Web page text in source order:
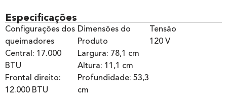
Especificações
Configurações dos
queimadores
Central: 17.000
BTU
Frontal direito:
12.000 BTU
Dimensões do
Produto
Largura: 78,1 cm
Altura: 11,1 cm
Profundidade: 53,3
cm
Tensão
120 V